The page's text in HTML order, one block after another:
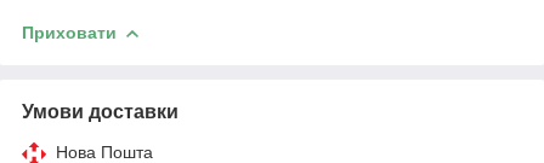
Приховати
Умови доставки
Нова Пошта